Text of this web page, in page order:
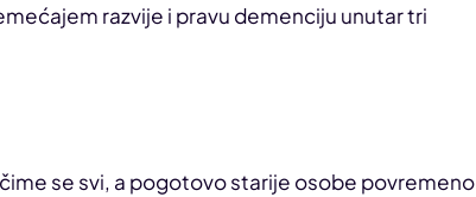
razvije i pravu demenciju unutar tri
se svi, a pogotovo starije osobe povremeno